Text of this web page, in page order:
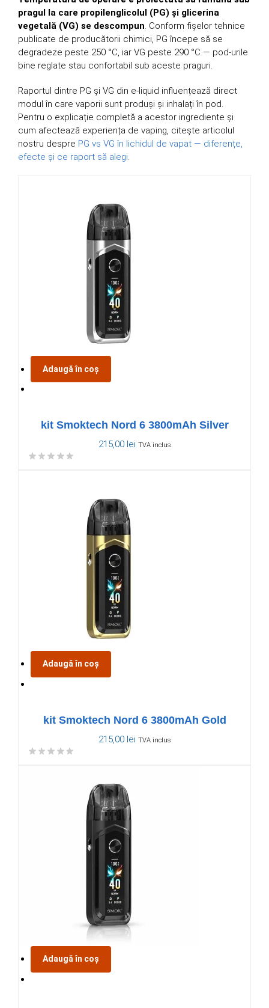
pragul la care propilenglicolul (PG) și glicerina
vegetală (VG) se descompun. Conform fișelor tehnice
publicate de producătorii chimici, PG începe să se
degradeze peste 250 °C, iar VG peste 290 °C — pod-urile
bine reglate stau confortabil sub aceste praguri.
Raportul dintre PG și VG din e-liquid influențează direct
modul în care vaporii sunt produși și inhalați în pod.
Pentru o explicație completă a acestor ingrediente și
cum afectează experiența de vaping, citește articolul
nostru despre PG vs VG în lichidul de vapat — diferențe,
efecte și ce raport să alegi.
Adaugă în coș
kit Smoktech Nord 6 3800mAh Silver
215,00 lei TVA inclus
Adaugă în coș
kit Smoktech Nord 6 3800mAh Gold
215,00 lei TVA inclus
Adaugă în coș